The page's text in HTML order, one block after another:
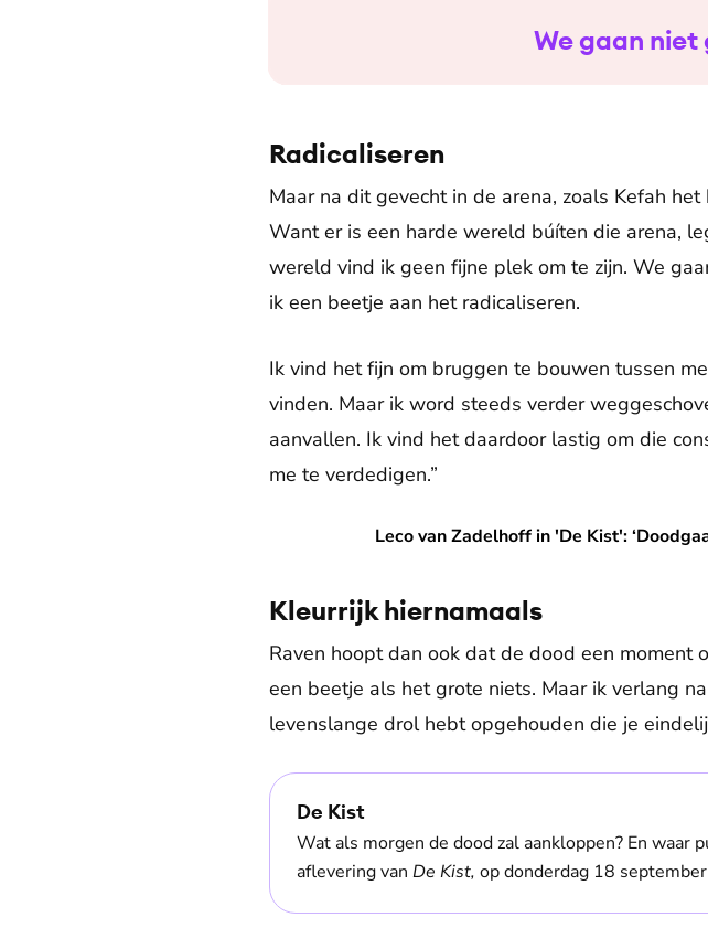
We gaan niet
Radicaliseren
Maar na dit gevecht in de arena, zoals Kefah
Want er is een harde wereld búíten die arena,
wereld vind ik geen fijne plek om te zijn. We
ik een beetje aan het radicaliseren.
Ik vind het fijn om bruggen te bouwen tussen
vinden. Maar ik word steeds verder
aanvallen. Ik vind het daardoor lastig om die
me te verdedigen.”
Leco van Zadelhoff in 'De Kist':
Leco van Zadelhoff in 'De Kist': ‘Doodgaan is niet het
Kleurrijk hiernamaals
Raven hoopt dan ook dat de dood een moment
een beetje als het grote niets. Maar ik verlang
levenslange drol hebt opgehouden die je
De Kist
Wat als morgen de dood zal aankloppen? En waar
aflevering van De Kist, op donderdag 18